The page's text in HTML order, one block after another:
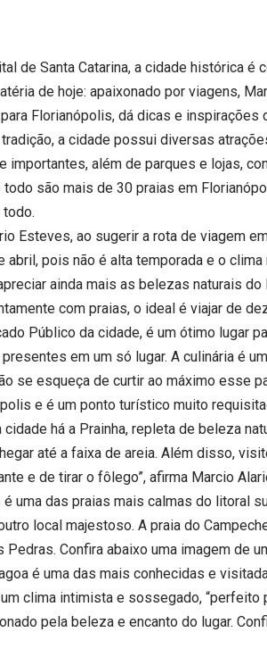
de Santa Catarina, a cidade histórica é
de hoje: apaixonado por viagens,
Florianópolis, dá dicas e inspirações
a cidade possui diversas
importantes, além de parques e lojas,
todo são mais de 30 praias em
Esteves, ao sugerir a rota de viagem
abril, pois não é alta temporada e o
ainda mais as belezas naturais
com praias, o ideal é viajar de
Público da cidade, é um ótimo lugar
em um só lugar. A culinária é
se esqueça de curtir ao máximo esse
e é um ponto turístico muito
cidade há a Prainha, repleta de beleza
até a faixa de areia. Além disso,
e de tirar o fôlego”, afirma Marcio
é uma das praias mais calmas do litoral
local majestoso. A praia do
Pedras. Confira abaixo uma imagem de
é uma das mais conhecidas e
clima intimista e sossegado, “perfeito
pela beleza e encanto do lugar.